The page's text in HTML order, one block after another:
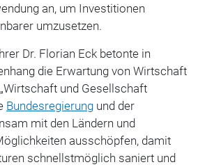
an, um Investitionen
umzusetzen.
Dr. Florian Eck betonte in
die Erwartung von Wirtschaft
und Gesellschaft
Bundesregierungund der
mit den Ländern und
ausschöpfen, damit
schnellstmöglich saniert und